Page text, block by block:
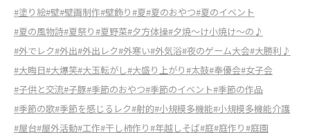
#塗り絵#壁#壁画制作#壁飾り#夏#夏のおやつ#夏のイベント
#夏の風物詩#夏祭り#夏野菜#夕方体操#夕焼〜け小焼け〜の♪
#外でレク#外出#外出レク#外寒い#外気浴#夜のゲーム大会#大勝利♪
#大晦日#大爆笑#大玉転がし#大盛り上がり#太鼓#奉優会#女子会
#子供と交流#子豚#季節のおやつ#季節のイベント#季節の作品
#季節の歌#季節を感じるレク#射的#小規模多機能#小規模多機能介護
#屋台#屋外活動#工作#干し柿作り#年越しそば#庭#庭作り#庭園